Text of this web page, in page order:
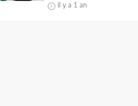
il y a 1 an